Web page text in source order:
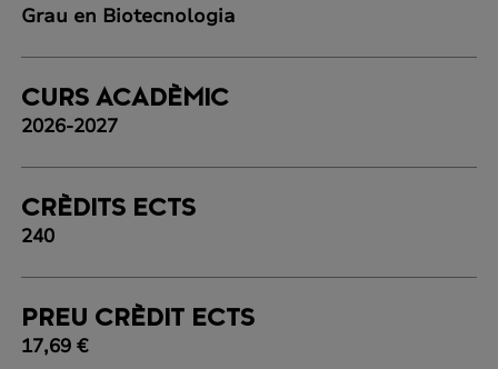
Grau en Biotecnologia
CURS ACADÈMIC
2026-2027
CRÈDITS ECTS
240
PREU CRÈDIT ECTS
17,69 €